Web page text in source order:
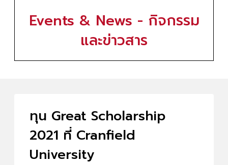
Events & News - กิจกรรม
และข่าวสาร
ทุน Great Scholarship
2021 ที่ Cranfield
University